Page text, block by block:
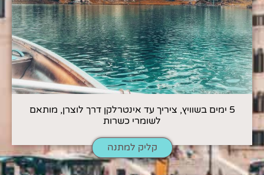
5 ימים בשוויץ, ציריך עד אינטרלקן דרך לוצרן, מותאם
לשומרי כשרות
קליק למתנה